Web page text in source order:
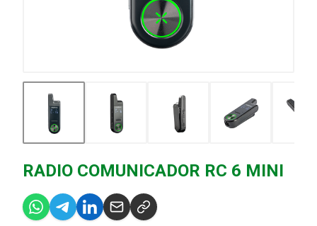
RADIO COMUNICADOR RC 6 MINI